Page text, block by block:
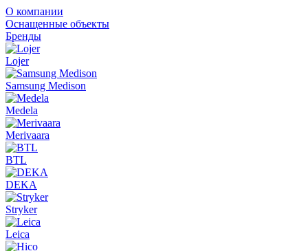
О компании
Оснащенные объекты
Бренды
Lojer
Samsung Medison
Medela
Merivaara
BTL
DEKA
Stryker
Leica